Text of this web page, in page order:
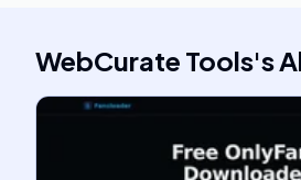
WebCurate Tools's